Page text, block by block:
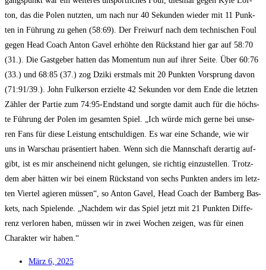
ton, das die Polen nutz­ten, um nach nur 40 Sekun­den wie­der mit 11 Punk­
ten in Füh­rung zu gehen (58:69). Der Frei­wurf nach dem tech­ni­schen Foul
gegen Head Coach Anton Gavel erhöh­te den Rück­stand hier gar auf 58:70
(31.). Die Gast­ge­ber hat­ten das Momen­tum nun auf ihrer Sei­te. Über 60:76
(33.) und 68:85 (37.) zog Dzi­ki erst­mals mit 20 Punk­ten Vor­sprung davon
(71:91/39.). John Ful­ker­son erziel­te 42 Sekun­den vor dem Ende die letz­ten
Zäh­ler der Par­tie zum 74:95-Endstand und sorg­te damit auch für die höchs­
te Füh­rung der Polen im gesam­ten Spiel. „Ich wür­de mich ger­ne bei unse­
ren Fans für die­se Leis­tung ent­schul­di­gen. Es war eine Schan­de, wie wir
uns in War­schau prä­sen­tiert haben. Wenn sich die Mann­schaft der­ar­tig auf­
gibt, ist es mir anschei­nend nicht gelun­gen, sie rich­tig ein­zu­stel­len. Trotz­
dem aber hät­ten wir bei einem Rück­stand von sechs Punk­ten anders im letz­
ten Vier­tel agie­ren müs­sen“, so Anton Gavel, Head Coach der Bam­berg Bas­
kets, nach Spie­len­de. „Nach­dem wir das Spiel jetzt mit 21 Punk­ten Dif­fe­
renz ver­lo­ren haben, müs­sen wir in zwei Wochen zei­gen, was für einen
Cha­rak­ter wir haben.“
März 6, 2025